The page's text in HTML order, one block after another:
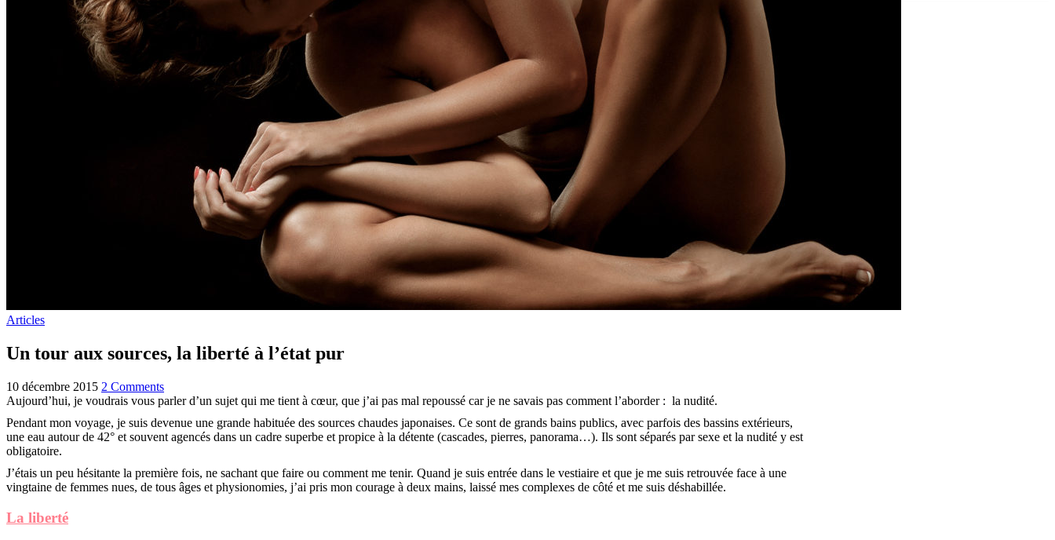
Articles
Un tour aux sources, la liberté à l’état pur
10 décembre 2015 2 Comments
Aujourd’hui, je voudrais vous parler d’un sujet qui me tient à cœur, que j’ai pas mal repoussé car je ne savais pas comment l’aborder : la nudité.
Pendant mon voyage, je suis devenue une grande habituée des sources chaudes japonaises. Ce sont de grands bains publics, avec parfois des bassins extérieurs,
une eau autour de 42° et souvent agencés dans un cadre superbe et propice à la détente (cascades, pierres, panorama…). Ils sont séparés par sexe et la nudité y est
obligatoire.
J’étais un peu hésitante la première fois, ne sachant que faire ou comment me tenir. Quand je suis entrée dans le vestiaire et que je me suis retrouvée face à une
vingtaine de femmes nues, de tous âges et physionomies, j’ai pris mon courage à deux mains, laissé mes complexes de côté et me suis déshabillée.
La liberté